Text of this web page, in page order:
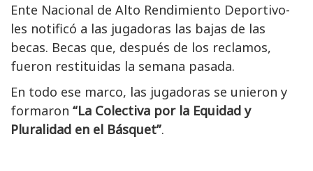
Ente Nacional de Alto Rendimiento Deportivo-
les notificó a las jugadoras las bajas de las
becas. Becas que, después de los reclamos,
fueron restituidas la semana pasada.
En todo ese marco, las jugadoras se unieron y
formaron “La Colectiva por la Equidad y
Pluralidad en el Básquet”.